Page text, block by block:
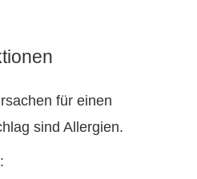
für einen
sind Allergien.